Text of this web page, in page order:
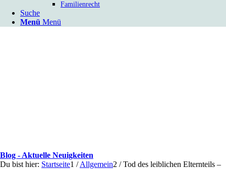
Familienrecht
Suche
Menü Menü
Blog - Aktuelle Neuigkeiten
Du bist hier: Startseite1 / Allgemein2 / Tod des leiblichen Elternteils –